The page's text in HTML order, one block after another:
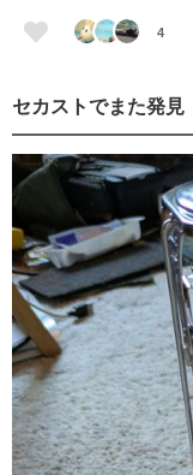
4
セカストでまた発見